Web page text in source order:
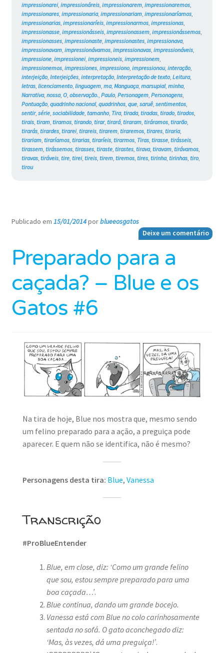
impressionarei, impressionáreis, impressionarem, impressionaremos,
impressionares, impressionaria, impressionariam, impressionaríamos,
impressionarias, impressionaríeis, impressionarmos, impressionas,
impressionasse, impressionásseis, impressionassem, impressionássemos,
impressionasses, impressionaste, impressionastes, impressionava,
impressionavam, impressionávamos, impressionavas, impressionáveis,
impressione, impressionei, impressioneis, impressionem,
impressionemos, impressiones, impressiono, impressionou, interação,
interjeição, Interjeições, interpretação, Interpretação de texto, Leitura,
letras, licenciamento, linguagem, ma, Manguaça, marsupial, minha,
Narrativa, nossa, O, observação. Paulo, Personagem, Personagens,
Pontuação, quadrinho nacional, quadrinhos, que, saruê, sentimentos,
sentir, série, sociabilidade, tamanho, Tira, tirada, tiradas, tirado, tirados,
tirais, tiram, tiramos, tirando, tirar, tirará, tiraram, tiráramos, tirarão,
tirarás, tirardes, tirarei, tirareis, tirarem, tiraremos, tirares, tiraria,
tirariam, tiraríamos, tirarias, tiraríeis, tirarmos, Tiras, tirasse, tirásseis,
tirassem, tirássemos, tirasses, tiraste, tirastes, tirava, tiravam, tirávamos,
tiravas, tiráveis, tire, tirei, tireis, tirem, tiremos, tires, tirinha, tirinhas, tiro,
tirou
Publicado em 15/01/2014porblueeosgatos
Deixe um comentário
Preparado para a
caçada? – Blue e os
Gatos #6
Na tira de hoje, Blue nos mostra que, mesmo sendo
um felino preparado para a ação, a preguiça pode
aparecer. E quem não se identifica, não é mesmo?
Personagens desta tira: Blue, Vanessa
Transcrição
#ProBlueEntender
Blue, em close, diz: ‘Como um grande felino
que sou, estou sempre preparado para uma
boa caçada…’.
Blue continua, dando um grande bocejo.
Vanessa está com Blue no colo carinhosamente
sentada no sofá. O gato aconchegado diz:
‘Mas, às vezes, dá uma preguiça!’.